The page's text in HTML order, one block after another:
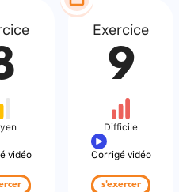
vidéo
Exercice
9
Difficile
Corrigé vidéo
s'exercer